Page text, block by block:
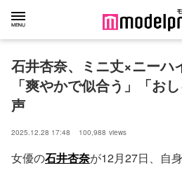
石井杏奈、ミニ丈×ニーハ
「爽やかで似合う」「お
声
2025.12.28 17:48 100,988 views
女優の石井杏奈が12月27日、自